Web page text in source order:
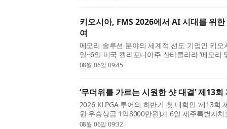
키오시아, FMS 2026에서 AI 시대를 위
여
메모리 솔루션 분야의 세계적 선도 기업인 키
일~6일 미국 캘리포니아주 산타클라라 ‘메모리
Future of Memory and Storage)’ 행사에서
08월 06일 09:45
‘무더위를 가르는 시원한 샷 대결’ 제13
2026 KLPGA 투어의 하반기 첫 대회인 ‘제13회
원·우승상금 1억8000만원)가 6일 제주특별자
트(파72)에서 막을 올렸다. 올해로 13회를 맞은
08월 06일 09:32